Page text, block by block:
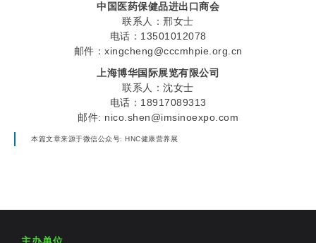
中国医药保健品进出口商会
联系人：邢女士
电话：13501012078
邮件：xingcheng@cccmhpie.org.cn
上海博华国际展览有限公司
联系人：沈女士
电话：18917089313
邮件: nico.shen@imsinoexpo.com
本篇文章来源于微信公众号: HNC健康营养展